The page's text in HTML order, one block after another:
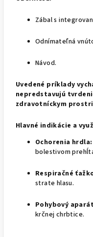
Zábal s
Odnímateľná
Návod.
Uvedené príklady
nepredstavujú
zdravotníckym
Hlavné indikácie a
Ochorenia hrdla:
bolestivom
Respiračné
strate hlasu.
Pohybový
krčnej chrbtice.